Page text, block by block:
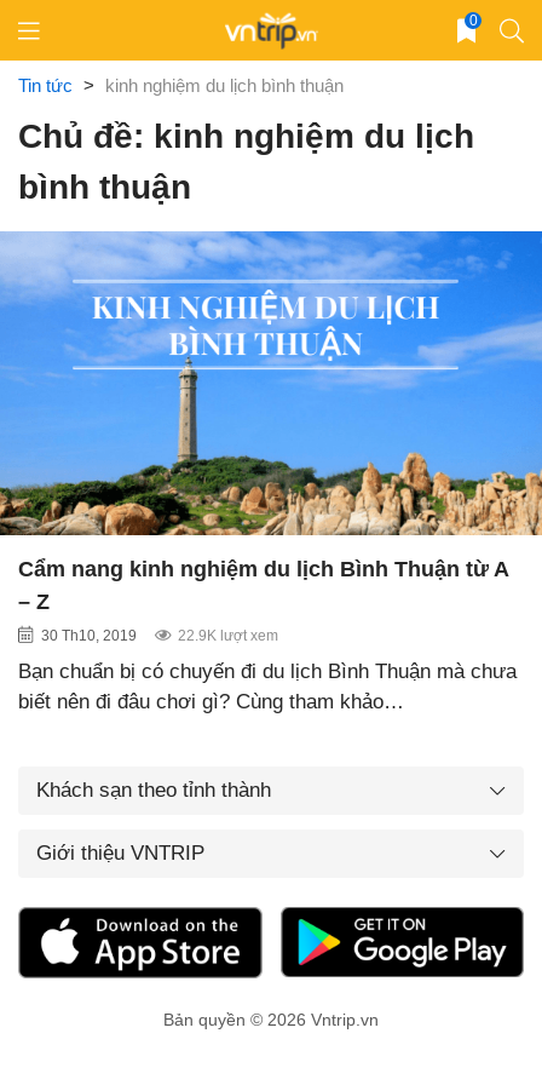
content
0
Tin tức > kinh nghiệm du lịch bình thuận
Chủ đề: kinh nghiệm du lịch
bình thuận
Cẩm nang kinh nghiệm du lịch Bình Thuận từ A
– Z
30 Th10, 2019 22.9K lượt xem
Bạn chuẩn bị có chuyến đi du lịch Bình Thuận mà chưa
biết nên đi đâu chơi gì? Cùng tham khảo…
Khách sạn theo tỉnh thành
Giới thiệu VNTRIP
Bản quyền © 2026 Vntrip.vn